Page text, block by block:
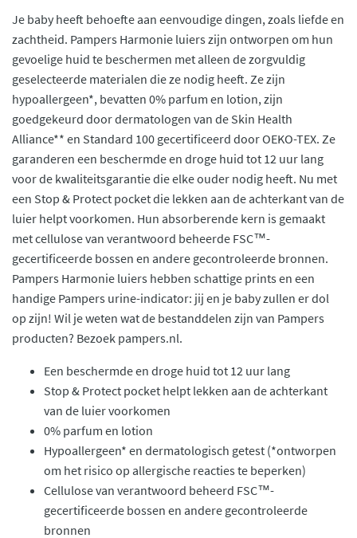
Je baby heeft behoefte aan eenvoudige dingen, zoals liefde en
zachtheid. Pampers Harmonie luiers zijn ontworpen om hun
gevoelige huid te beschermen met alleen de zorgvuldig
geselecteerde materialen die ze nodig heeft. Ze zijn
hypoallergeen*, bevatten 0% parfum en lotion, zijn
goedgekeurd door dermatologen van de Skin Health
Alliance** en Standard 100 gecertificeerd door OEKO-TEX. Ze
garanderen een beschermde en droge huid tot 12 uur lang
voor de kwaliteitsgarantie die elke ouder nodig heeft. Nu met
een Stop & Protect pocket die lekken aan de achterkant van de
luier helpt voorkomen. Hun absorberende kern is gemaakt
met cellulose van verantwoord beheerde FSC™-
gecertificeerde bossen en andere gecontroleerde bronnen.
Pampers Harmonie luiers hebben schattige prints en een
handige Pampers urine-indicator: jij en je baby zullen er dol
op zijn! Wil je weten wat de bestanddelen zijn van Pampers
producten? Bezoek pampers.nl.
Een beschermde en droge huid tot 12 uur lang
Stop & Protect pocket helpt lekken aan de achterkant
van de luier voorkomen
0% parfum en lotion
Hypoallergeen* en dermatologisch getest (*ontworpen
om het risico op allergische reacties te beperken)
Cellulose van verantwoord beheerd FSC™-
gecertificeerde bossen en andere gecontroleerde
bronnen